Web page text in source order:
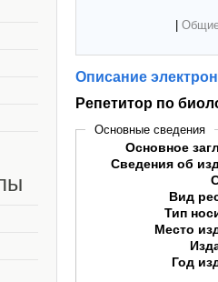
Описание
Репетитор по
Основные сведения
Основное
Сведения об
Вид
Тип
Место
Год